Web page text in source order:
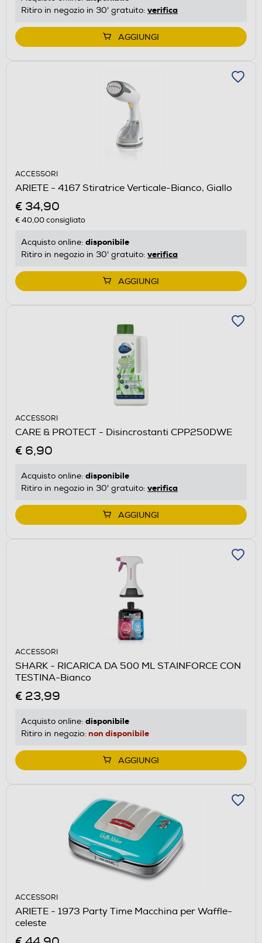
Ritiro in negozio in 30' gratuito: verifica
AGGIUNGI
ACCESSORI
ARIETE - 4167 Stiratrice Verticale-Bianco, Giallo
€ 34,90
€ 40,00consigliato
Acquisto online: disponibile
Ritiro in negozio in 30' gratuito: verifica
AGGIUNGI
ACCESSORI
CARE & PROTECT - Disincrostanti CPP250DWE
€ 6,90
Acquisto online: disponibile
Ritiro in negozio in 30' gratuito: verifica
AGGIUNGI
ACCESSORI
SHARK - RICARICA DA 500 ML STAINFORCE CON
TESTINA-Bianco
€ 23,99
Acquisto online: disponibile
Ritiro in negozio: non disponibile
AGGIUNGI
ACCESSORI
ARIETE - 1973 Party Time Macchina per Waffle-
celeste